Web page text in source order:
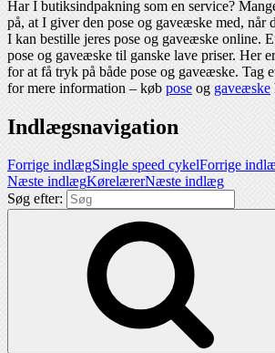
Har I butiksindpakning som en service?
på, at I giver den pose og gaveæske med, når
I kan bestille jeres pose og gaveæske online.
pose og gaveæske til ganske lave priser. Her
for at få tryk på både pose og gaveæske. Tag
for mere information – køb pose og gaveæske
Indlægsnavigation
Forrige indlægSingle speed cykelForrige
Næste indlægKørelærerNæste indlæg
Søg efter: